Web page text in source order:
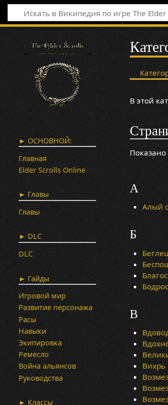
В этой
А
Алый
Б
В
Вихрь
► ОСНОВНОЙ:
Главная
Elder Scrolls Online
► Главы
Главы
► DLC
DLC
► Гайды
Игровой мир
Развитие персонажа
Расы
Навыки
Экипировка
Ремесло
Война альянсов
Руководства
► Классы